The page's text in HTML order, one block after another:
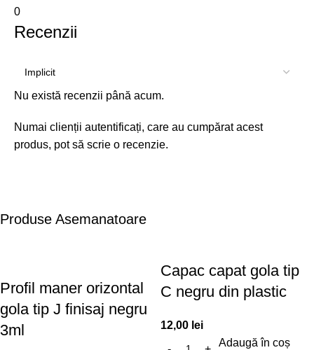
0
Recenzii
Nu există recenzii până acum.
Numai clienții autentificați, care au cumpărat acest
produs, pot să scrie o recenzie.
Produse Asemanatoare
Profil maner orizontal
gola tip J finisaj negru
3ml
Capac capat gola tip
C negru din plastic
12,00 lei
Adaugă în coș